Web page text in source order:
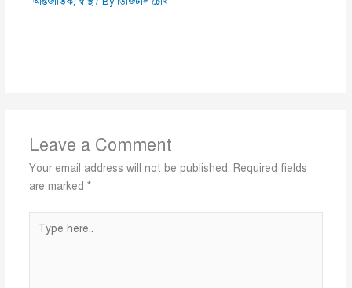
Leave a Comment
Your email address will not be published. Required fields
are marked *
here..